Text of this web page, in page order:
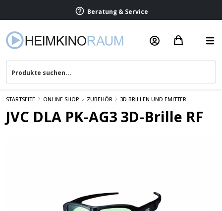
Beratung & Service
STARTSEITE ONLINE-SHOP ZUBEHÖR 3D BRILLEN UND EMITTER
JVC DLA PK-AG3 3D-Brille RF